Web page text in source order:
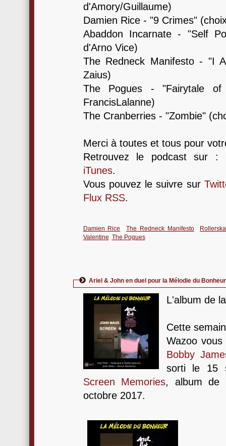
d'Amory/Guillaume)
Damien Rice - "9 Crimes"
Abaddon Incarnate - "Self
d'Arno Vice)
The Redneck Manifesto - "I
Zaius)
The Pogues - "Fairytale
FrancisLalanne)
The Cranberries - "Zombie"
Merci à toutes et tous pour
Retrouvez le podcast sur :
iTunes.
Vous pouvez le suivre sur
Flux RSS.
Damien Rice The Redneck Manifesto
Valentine The Pogues
Ariel & John en duel pour la Mélodie du
L'album de
Cette
Wazoo
Bobby
sorti le 15
Screen Memories, album de
octobre 2017.